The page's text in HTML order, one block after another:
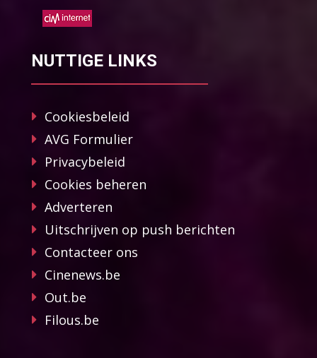
NUTTIGE LINKS
Cookiesbeleid
AVG Formulier
Privacybeleid
Cookies beheren
Adverteren
Uitschrijven op push berichten
Contacteer ons
Cinenews.be
Out.be
Filous.be